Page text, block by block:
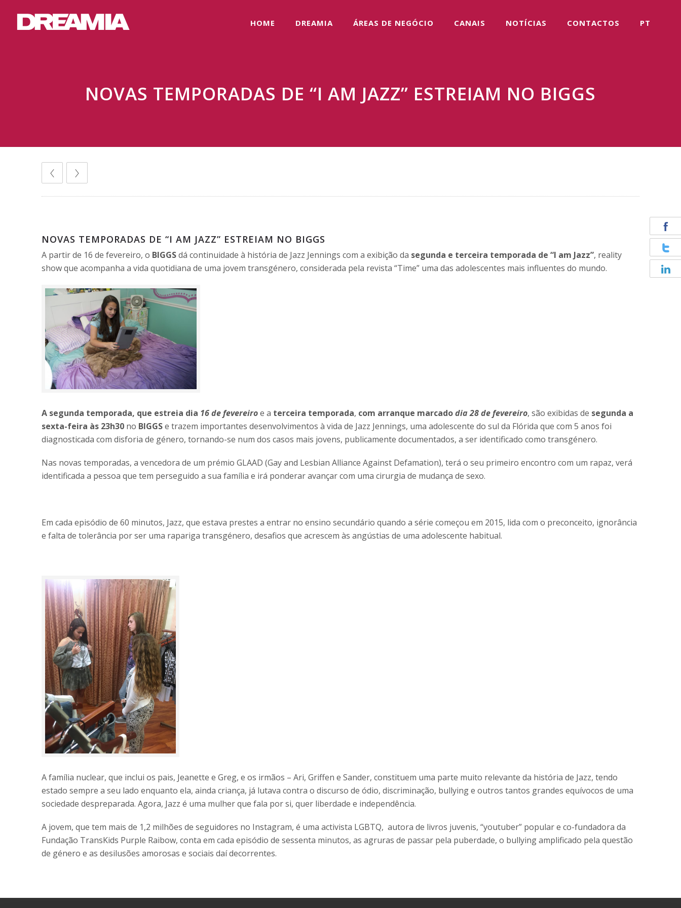
HOME DREAMIA ÁREAS DE NEGÓCIO CANAIS NOTÍCIAS CONTACTOS PT
NOVAS TEMPORADAS DE “I AM JAZZ” ESTREIAM NO BIGGS
NOVAS TEMPORADAS DE “I AM JAZZ” ESTREIAM NO BIGGS
A partir de 16 de fevereiro, o BIGGSdá continuidade à história de Jazz Jennings com a exibição da segunda e terceira temporada de “I am Jazz”, reality
show que acompanha a vida quotidiana de uma jovem transgénero, considerada pela revista “Time” uma das adolescentes mais influentes do mundo.
A segunda temporada, que estreia dia 16 de fevereiroe a terceira temporada, com arranque marcadodia 28 de fevereiro, são exibidas de segunda a
sexta-feira às 23h30 no BIGGSe trazem importantes desenvolvimentos à vida de Jazz Jennings, uma adolescente do sul da Flórida que com 5 anos foi
diagnosticada com disforia de género, tornando-se num dos casos mais jovens, publicamente documentados, a ser identificado como transgénero.
Nas novas temporadas, a vencedora de um prémio GLAAD (Gay and Lesbian Alliance Against Defamation), terá o seu primeiro encontro com um rapaz, verá
identificada a pessoa que tem perseguido a sua família e irá ponderar avançar com uma cirurgia de mudança de sexo.
Em cada episódio de 60 minutos, Jazz, que estava prestes a entrar no ensino secundário quando a série começou em 2015, lida com o preconceito, ignorância
e falta de tolerância por ser uma rapariga transgénero, desafios que acrescem às angústias de uma adolescente habitual.
A família nuclear, que inclui os pais, Jeanette e Greg, e os irmãos – Ari, Griffen e Sander, constituem uma parte muito relevante da história de Jazz, tendo
estado sempre a seu lado enquanto ela, ainda criança, já lutava contra o discurso de ódio, discriminação, bullying e outros tantos grandes equívocos de uma
sociedade despreparada. Agora, Jazz é uma mulher que fala por si, quer liberdade e independência.
A jovem, que tem mais de 1,2 milhões de seguidores no Instagram, é uma activista LGBTQ, autora de livros juvenis, “youtuber” popular e co-fundadora da
Fundação TransKids Purple Raibow, conta em cada episódio de sessenta minutos, as agruras de passar pela puberdade, o bullying amplificado pela questão
de género e as desilusões amorosas e sociais daí decorrentes.